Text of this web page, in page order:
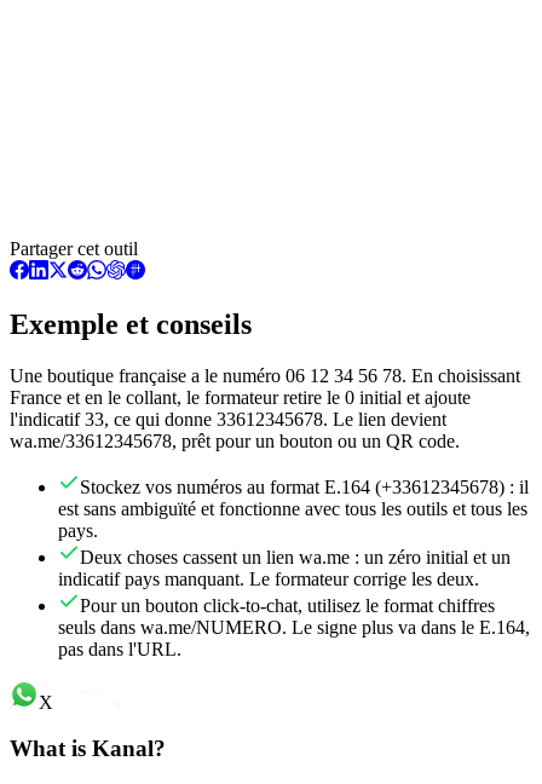
Partager cet outil
Exemple et conseils
Une boutique française a le numéro 06 12 34 56 78. En choisissant
France et en le collant, le formateur retire le 0 initial et ajoute
l'indicatif 33, ce qui donne 33612345678. Le lien devient
wa.me/33612345678, prêt pour un bouton ou un QR code.
Stockez vos numéros au format E.164 (+33612345678) : il
est sans ambiguïté et fonctionne avec tous les outils et tous les
pays.
Deux choses cassent un lien wa.me : un zéro initial et un
indicatif pays manquant. Le formateur corrige les deux.
Pour un bouton click-to-chat, utilisez le format chiffres
seuls dans wa.me/NUMERO. Le signe plus va dans le E.164,
pas dans l'URL.
X
What is Kanal?